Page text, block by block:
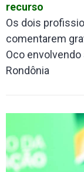
recurso
Os dois
comentarem
Oco
Rondônia